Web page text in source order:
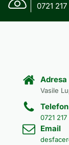
0721
Adresa
Vasile
Telefon
0721
Email